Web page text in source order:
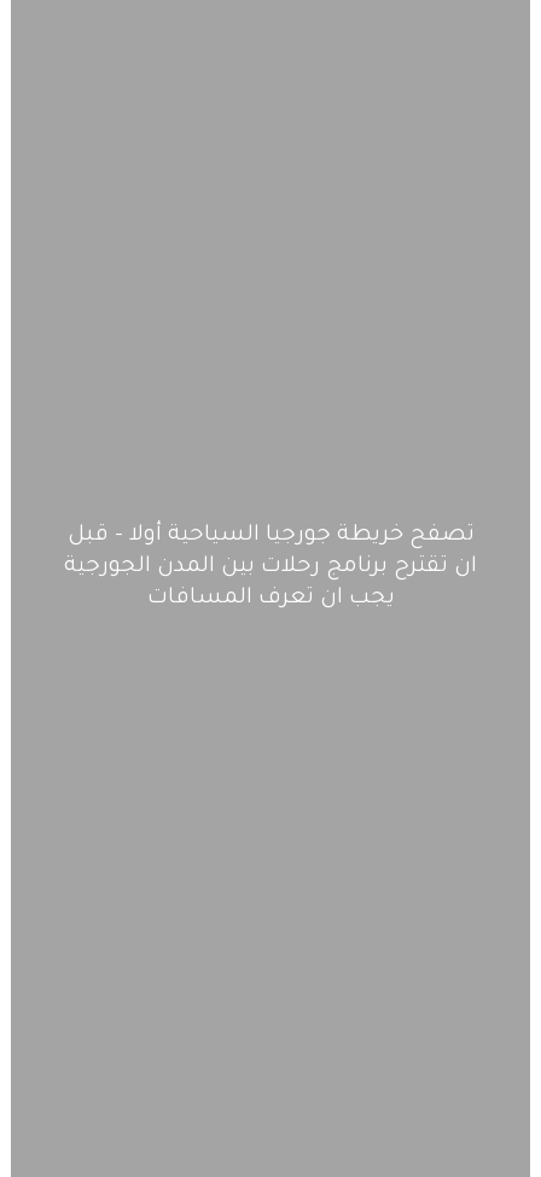
تصفح خريطة جورجيا السياحية أولا – قبل
ان تقترح برنامج رحلات بين المدن الجورجية
يجب ان تعرف المسافات